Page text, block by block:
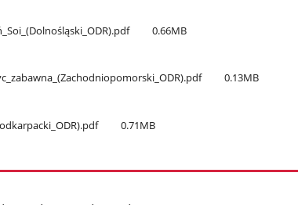
0.66MB
0.13MB
0.71MB